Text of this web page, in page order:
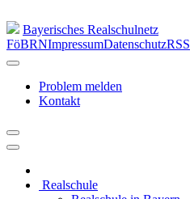
Bayerisches Realschulnetz
FöBRNImpressumDatenschutzRSS
Problem melden
Kontakt
Realschule